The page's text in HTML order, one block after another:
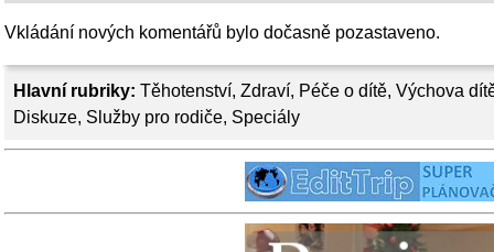
Hlavní rubriky: Těhotenství, Zdraví, Péče o dítě, Výchova
Diskuze, Služby pro rodiče, Speciály
Vkládání nových komentářů bylo dočasně pozastaveno.